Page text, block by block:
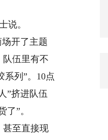
说。
开了主题
队伍里有不
系列”。10点
”挤进队伍
”。
至直接现